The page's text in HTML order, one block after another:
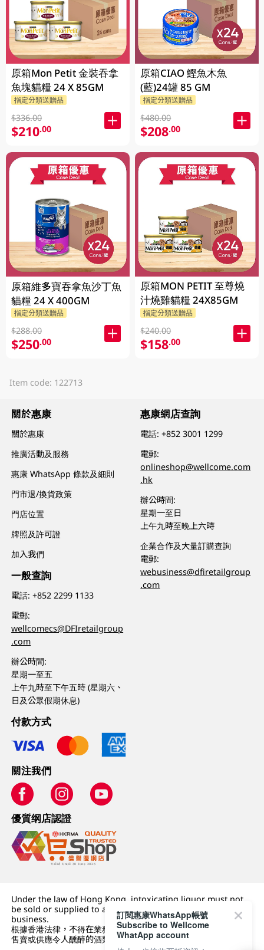
原箱Mon Petit 金裝吞拿
魚塊貓糧 24 X 85GM
指定分類送贈品
$336.00
$210.00
原箱維多寶吞拿魚沙丁魚
貓糧 24 X 400GM
指定分類送贈品
$288.00
$250.00
原箱CIAO 鰹魚木魚
(藍)24罐 85 GM
指定分類送贈品
$480.00
$208.00
原箱MON PETIT 至尊燒
汁燒雞貓糧 24X85GM
指定分類送贈品
$240.00
$158.00
Item code: 122713
關於惠康
關於惠康
推廣活動及服務
惠康 WhatsApp 條款及細則
門市退/換貨政策
門店位置
牌照及許可證
加入我們
一般查詢
電話:+852 2299 1133
電郵:
wellcomecs@DFIretailgroup
.com
辦公時間:
星期一至五
上午九時至下午五時 (星期六、
日及公眾假期休息)
惠康網店查詢
電話:+852 3001 1299
電郵:
onlineshop@wellcome.com
.hk
辦公時間:
星期一至日
上午九時至晚上六時
企業合作及大量訂購查詢
電郵:
webusiness@dfiretailgroup
.com
付款方式
關注我們
優質纲店認證
Under the law of Hong Kong, intoxicating liquor must not
be sold or supplied to a minor (under 18) in the course of
business.
根據香港法律，不得在業務過程中，向未成年人 (18 歲以下人士)
售賣或供應令人醺醉的酒類。
訂閱惠康WhatsApp帳號
Subscribe to Wellcome
WhatApp account